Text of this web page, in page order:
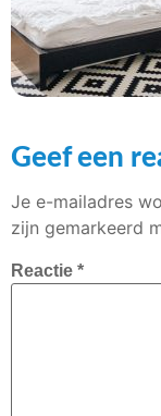
Geef een
Je e-mailadres
zijn gemarkeerd
Reactie *